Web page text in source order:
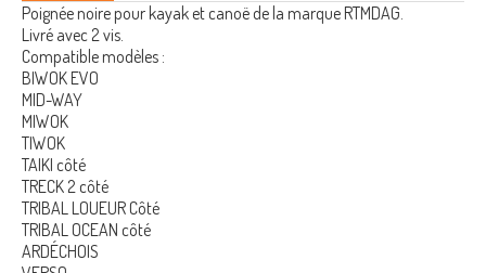
Poignée noire pour kayak et canoë de la marque RTMDAG.
Livré avec 2 vis.
Compatible modèles :
BIWOK EVO
MID-WAY
MIWOK
TIWOK
TAIKI côté
TRECK 2 côté
TRIBAL LOUEUR Côté
TRIBAL OCEAN côté
ARDÉCHOIS